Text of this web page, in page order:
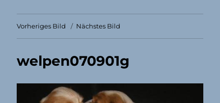
Vorheriges Bild Nächstes Bild
welpen070901g